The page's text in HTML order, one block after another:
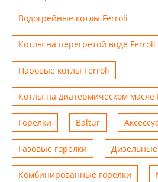
Водогрейные котлы Ferroli
Котлы на перегретой воде Ferroli
Паровые котлы Ferroli
Котлы на диатермическом масле
Горелки Baltur
Газовые горелки Дизельные
Комбинированные горелки